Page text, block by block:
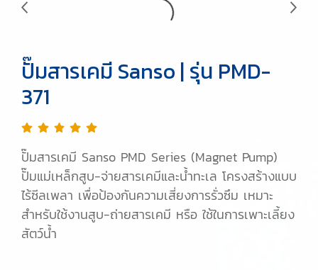
ปั๊มสารเคมี Sanso | รุ่น PMD-
371
ปั๊มสารเคมี Sanso PMD Series (Magnet Pump)
ปั๊มแม่เหล็กสูบ-จ่ายสารเคมีและน้ำทะเล โครงสร้างแบบ
ไร้ซีลเพลา เพื่อป้องกันความเสี่ยงการรั่วซึม เหมาะ
สำหรับใช้งานสูบ-ถ่ายสารเคมี หรือ ใช้ในการเพาะเลี้ยง
สัตว์น้ำ